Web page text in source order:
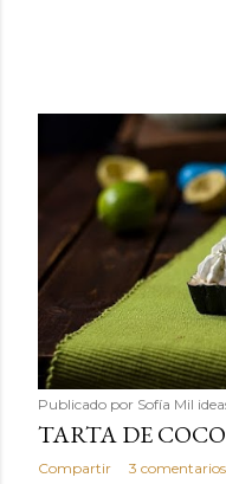
Publicado por Sofía Mil
TARTA DE
Compartir 3 comentarios